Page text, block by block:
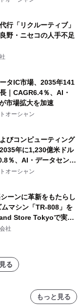
行「リクルーティブ」
野・ニセコの人手不足
タIC市場、2035年141
｜CAGR6.4％、AI・
市場拡大を加速
オーシャン
びコンピューティング
年に1,230億米ドル
％、AI・データセンタ
牽引
オーシャン
ーンに革新をもたらし
マシン「TR-808」を
Store Tokyoで実機
念キャンペーンを開
NTS」の 特別プログ
フィーチャーしたアニ
開～
社
る
もっと見る